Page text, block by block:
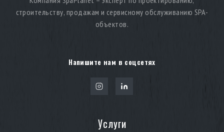
строительству, продажам и сервисному обслуживанию SPA-
объектов.
Напишите нам в соцсетях
Услуги